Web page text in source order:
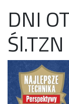
DNI